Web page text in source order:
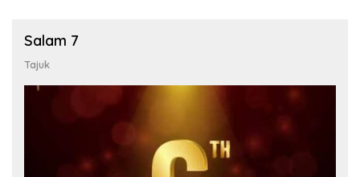
Salam 7
Tajuk